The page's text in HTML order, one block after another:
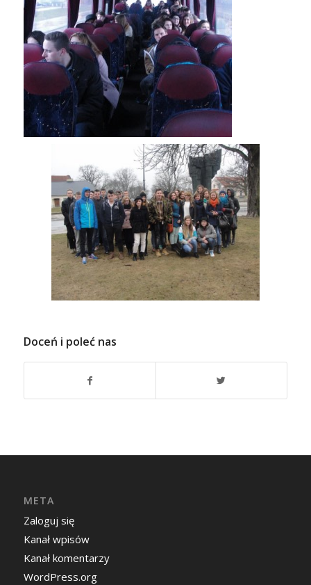
Doceń i poleć nas
META
Zaloguj się
Kanał wpisów
Kanał komentarzy
WordPress.org